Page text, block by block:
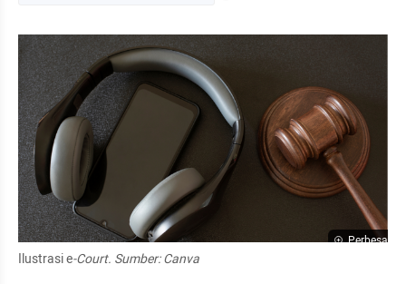
Perbesar
Ilustrasi e-Court. Sumber: Canva